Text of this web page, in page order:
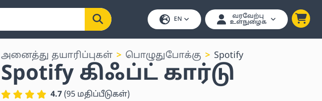
EN
வரவேற்பு
உள்நுழைக
அனைத்து தயாரிப்புகள் பொழுதுபோக்கு Spotify
Spotify கிஃப்ட் கார்டு
4.7 (95 மதிப்பீடுகள்)